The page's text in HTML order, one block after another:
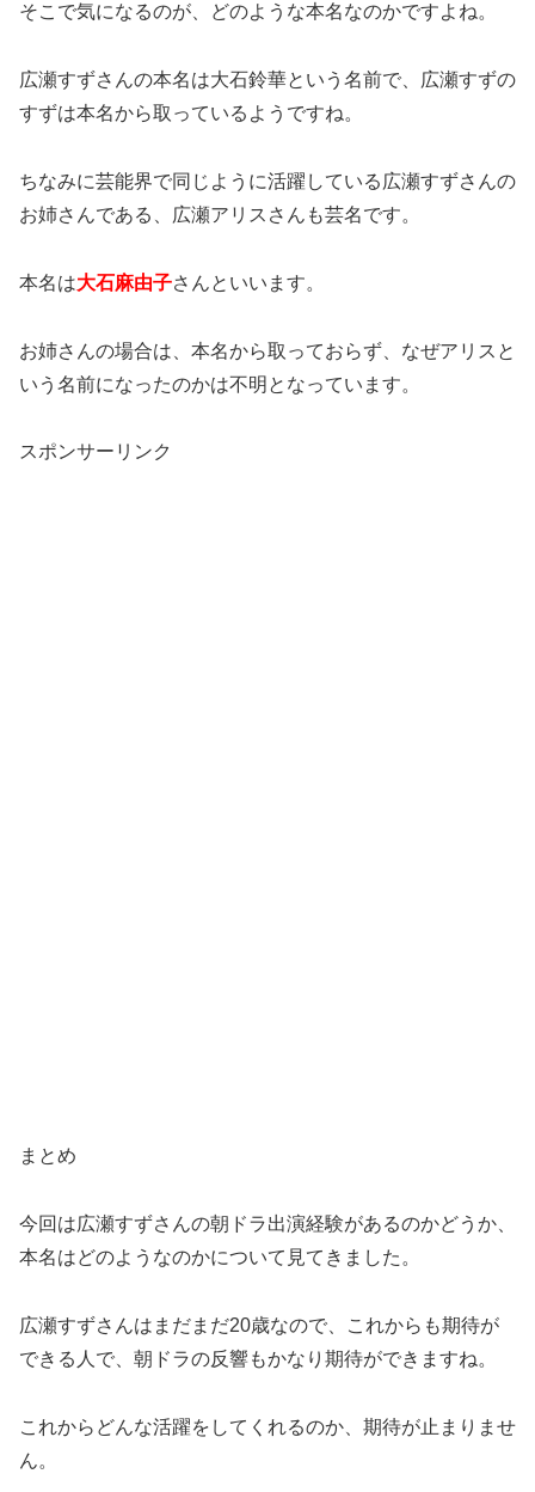
そこで気になるのが、どのような本名なのかですよね。
広瀬すずさんの本名は大石鈴華という名前で、広瀬すずの
すずは本名から取っているようですね。
ちなみに芸能界で同じように活躍している広瀬すずさんの
お姉さんである、広瀬アリスさんも芸名です。
本名は大石麻由子さんといいます。
お姉さんの場合は、本名から取っておらず、なぜアリスと
いう名前になったのかは不明となっています。
スポンサーリンク
まとめ
今回は広瀬すずさんの朝ドラ出演経験があるのかどうか、
本名はどのようなのかについて見てきました。
広瀬すずさんはまだまだ20歳なので、これからも期待が
できる人で、朝ドラの反響もかなり期待ができますね。
これからどんな活躍をしてくれるのか、期待が止まりませ
ん。